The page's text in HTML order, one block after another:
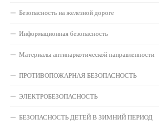
Безопасность на железной дороге
Информационная безопасность
Материалы антинаркотической направленности
ПРОТИВОПОЖАРНАЯ БЕЗОПАСНОСТЬ
ЭЛЕКТРОБЕЗОПАСНОСТЬ
БЕЗОПАСНОСТЬ ДЕТЕЙ В ЗИМНИЙ ПЕРИОД